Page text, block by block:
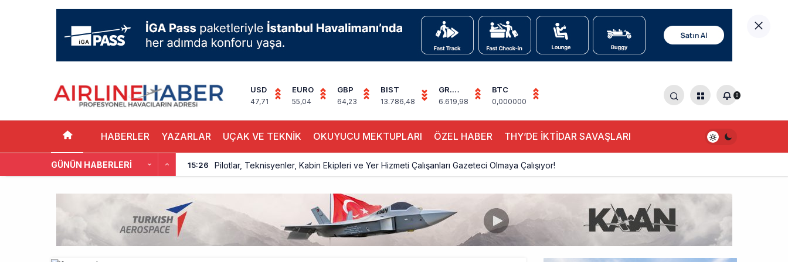
USD
47,71
EURO
55,04
GBP
64,23
BIST
13.786,48
GR.
ALTIN
6.619,98
BTC
0,000000
0
HABERLER YAZARLAR UÇAK VE TEKNİK OKUYUCU MEKTUPLARI ÖZEL HABER THY’DE İKTİDAR SAVAŞLARI
GÜNÜN HABERLERI 15:26 Pilotlar, Teknisyenler, Kabin Ekipleri ve Yer Hizmeti Çalışanları Gazeteci Olmaya Çalışıyor!
AJet Uçuşlarıyla Rus Turist İçin Yeni Türkiye Rotası
Airbus Temmuz bilançosunu açıkladı: 204 yeni sipariş